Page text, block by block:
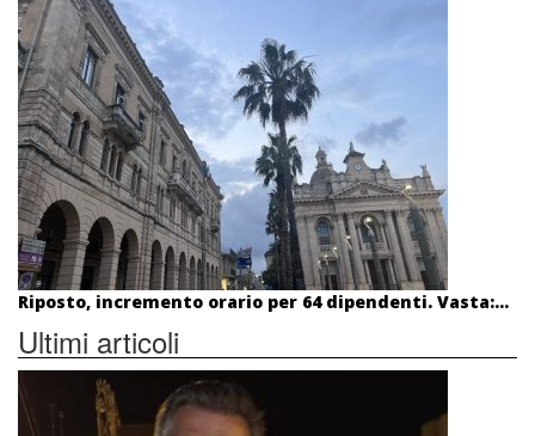
Riposto, incremento orario per 64 dipendenti. Vasta:...
Ultimi articoli